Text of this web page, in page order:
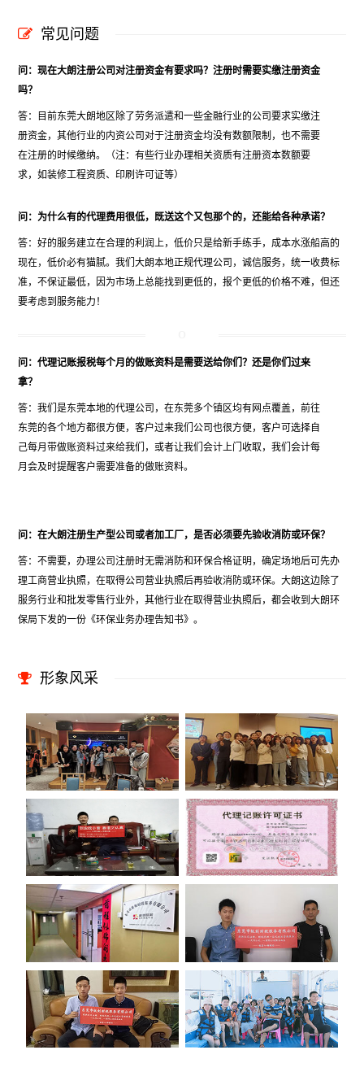
常见问题
问：现在大朗注册公司对注册资金有要求吗？注册时需要实缴注册资金
吗？
答：目前东莞大朗地区除了劳务派遣和一些金融行业的公司要求实缴注
册资金，其他行业的内资公司对于注册资金均没有数额限制，也不需要
在注册的时候缴纳。（注：有些行业办理相关资质有注册资本数额要
求，如装修工程资质、印刷许可证等）
问：为什么有的代理费用很低，既送这个又包那个的，还能给各种承诺？
答：好的服务建立在合理的利润上，低价只是给新手练手，成本水涨船高的
现在，低价必有猫腻。我们大朗本地正规代理公司，诚信服务，统一收费标
准，不保证最低，因为市场上总能找到更低的，报个更低的价格不难，但还
要考虑到服务能力！
问：代理记账报税每个月的做账资料是需要送给你们？还是你们过来
拿？
答：我们是东莞本地的代理公司，在东莞多个镇区均有网点覆盖，前往
东莞的各个地方都很方便，客户过来我们公司也很方便，客户可选择自
己每月带做账资料过来给我们，或者让我们会计上门收取，我们会计每
月会及时提醒客户需要准备的做账资料。
问：在大朗注册生产型公司或者加工厂，是否必须要先验收消防或环保？
答：不需要，办理公司注册时无需消防和环保合格证明，确定场地后可先办
理工商营业执照，在取得公司营业执照后再验收消防或环保。大朗这边除了
服务行业和批发零售行业外，其他行业在取得营业执照后，都会收到大朗环
保局下发的一份《环保业务办理告知书》。
形象风采